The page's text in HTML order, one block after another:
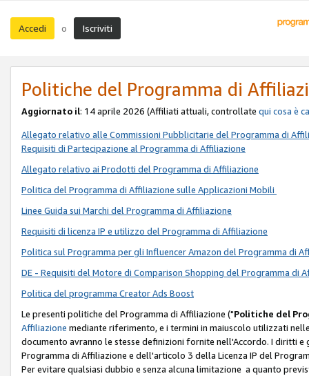
Accedi o Iscriviti
Politiche del Programma di
Aggiornato il: 14 aprile 2026 (Affiliati attuali, controllate qui cosa è
Allegato relativo alle Commissioni Pubblicitarie del Programma di
Requisiti di Partecipazione al Programma di Affiliazione
Allegato relativo ai Prodotti del Programma di Affiliazione
Politica del Programma di Affiliazione sulle Applicazioni Mobili
Linee Guida sui Marchi del Programma di Affiliazione
Requisiti di licenza IP e utilizzo del Programma di Affiliazione
Politica sul Programma per gli Influencer Amazon del Programma di
DE - Requisiti del Motore di Comparison Shopping del Programma di
Politica del programma Creator Ads Boost
Le presenti politiche del Programma di Affiliazione ("Politiche del
Affiliazione mediante riferimento, e i termini in maiuscolo utilizzati
documento avranno le stesse definizioni fornite nell'Accordo. I diritti
Programma di Affiliazione e dell'articolo 3 della Licenza IP del
Per evitare qualsiasi dubbio e senza alcuna limitazione a quanto